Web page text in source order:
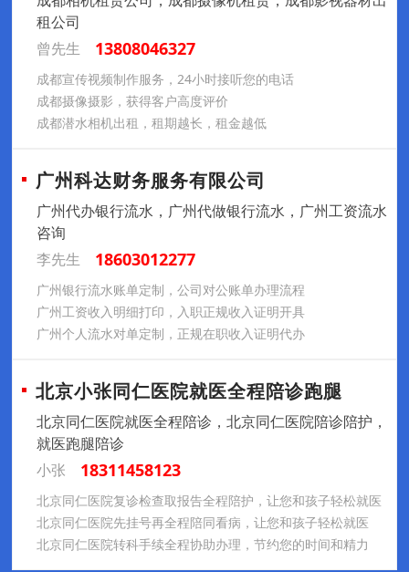
租公司
曾先生
13808046327
成都宣传视频制作服务，24小时接听您的电话
成都摄像摄影，获得客户高度评价
成都潜水相机出租，租期越长，租金越低
广州科达财务服务有限公司
广州代办银行流水，广州代做银行流水，广州工资流水
咨询
李先生
18603012277
广州银行流水账单定制，公司对公账单办理流程
广州工资收入明细打印，入职正规收入证明开具
广州个人流水对单定制，正规在职收入证明代办
北京小张同仁医院就医全程陪诊跑腿
北京同仁医院就医全程陪诊，北京同仁医院陪诊陪护，
就医跑腿陪诊
小张
18311458123
北京同仁医院复诊检查取报告全程陪护，让您和孩子轻松就医
北京同仁医院先挂号再全程陪同看病，让您和孩子轻松就医
北京同仁医院转科手续全程协助办理，节约您的时间和精力